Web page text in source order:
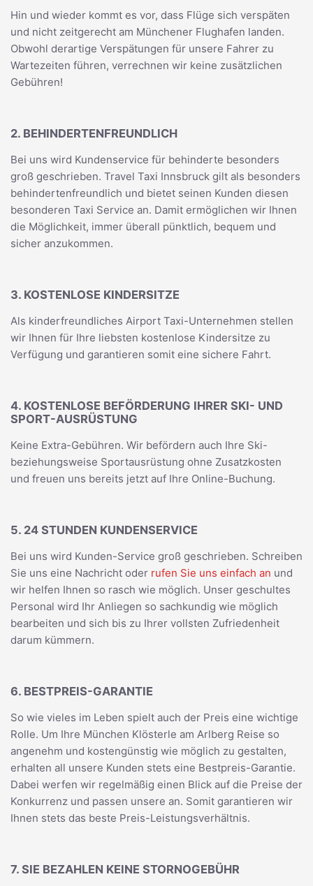
Hin und wieder kommt es vor, dass Flüge sich verspäten
und nicht zeitgerecht am Münchener Flughafen landen.
Obwohl derartige Verspätungen für unsere Fahrer zu
Wartezeiten führen, verrechnen wir keine zusätzlichen
Gebühren!
2. BEHINDERTENFREUNDLICH
Bei uns wird Kundenservice für behinderte besonders
groß geschrieben. Travel Taxi Innsbruck gilt als besonders
behindertenfreundlich und bietet seinen Kunden diesen
besonderen Taxi Service an. Damit ermöglichen wir Ihnen
die Möglichkeit, immer überall pünktlich, bequem und
sicher anzukommen.
3. KOSTENLOSE KINDERSITZE
Als kinderfreundliches Airport Taxi-Unternehmen stellen
wir Ihnen für Ihre liebsten kostenlose Kindersitze zu
Verfügung und garantieren somit eine sichere Fahrt.
4. KOSTENLOSE BEFÖRDERUNG IHRER SKI- UND
SPORT-AUSRÜSTUNG
Keine Extra-Gebühren. Wir befördern auch Ihre Ski-
beziehungsweise Sportausrüstung ohne Zusatzkosten
und freuen uns bereits jetzt auf Ihre Online-Buchung.
5. 24 STUNDEN KUNDENSERVICE
Bei uns wird Kunden-Service groß geschrieben. Schreiben
Sie uns eine Nachricht oder rufen Sie uns einfach an und
wir helfen Ihnen so rasch wie möglich. Unser geschultes
Personal wird Ihr Anliegen so sachkundig wie möglich
bearbeiten und sich bis zu Ihrer vollsten Zufriedenheit
darum kümmern.
6. BESTPREIS-GARANTIE
So wie vieles im Leben spielt auch der Preis eine wichtige
Rolle. Um Ihre München Klösterle am Arlberg Reise so
angenehm und kostengünstig wie möglich zu gestalten,
erhalten all unsere Kunden stets eine Bestpreis-Garantie.
Dabei werfen wir regelmäßig einen Blick auf die Preise der
Konkurrenz und passen unsere an. Somit garantieren wir
Ihnen stets das beste Preis-Leistungsverhältnis.
7. SIE BEZAHLEN KEINE STORNOGEBÜHR